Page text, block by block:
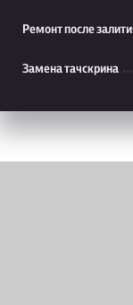
Ремонт после
Замена тачскрина